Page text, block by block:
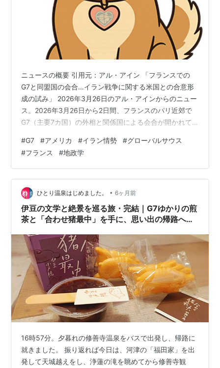
ニュースの概要 引用元：アル・アイン 「フランスでの
G7と同盟国の会合…イラン戦争に関する米国との合意形
成の試み」 2026年3月26日のアル・アインからのニュー
ス。2026年3月26日から2日間、フランスのパリ近郊で
G7（主要7カ国）の外相と関係国による会合が開かれて
事的な行動を続ける姿勢を示す中、ヨーロッパの国々は
アメリカとの意見のズレを調整しようとしています。こ
の会議には、フランスの呼びかけでインドやブラジルな
どの国も参加し、世界的な問題として幅広く話し合われ
ています。 柴犬 力で全部解決しようとするのは違うと思
うぞ！話し合いでしっかりル…
#G7 #アメリカ #イラン情勢 #グローバルサウス
#フランス #地政学
ひとり温泉はじめました。 • 6ヶ月前
​伊豆の文学と絶景を巡る旅・完結｜G7ゆかりの煎
茶と「合わせ猪最中」を手に、思い出の帰路へ｜
16時57分。夕暮れの修善寺温泉をバスで出発し、帰路に
就きました。 振り返れば今日は、河津の「福田家」を出
発して天城越えをし、浄蓮の滝を眺めてから修善寺観